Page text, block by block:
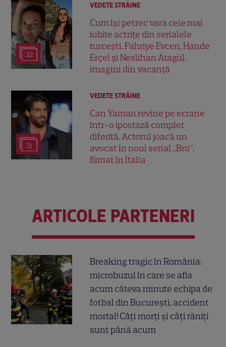
32
VEDETE STRĂINE
Cum își petrec vara cele mai
iubite actrițe din serialele
turcești. Fahriye Evcen, Hande
Erçel și Neslihan Atagül,
imagini din vacanță
31
VEDETE STRĂINE
Can Yaman revine pe ecrane
într-o ipostază complet
diferită. Actorul joacă un
avocat în noul serial „Bro”,
filmat în Italia
ARTICOLE PARTENERI
Breaking tragic în România:
microbuzul în care se afla
acum câteva minute echipa de
fotbal din București, accident
mortal! Câți morți și câți răniți
sunt până acum